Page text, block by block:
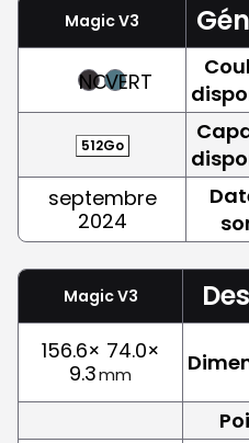
Magic V3
NOIRVERT
512Go
septembre
2024
Magic V3
156.6× 74.0×
9.3mm